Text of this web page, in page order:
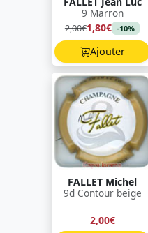
9 Marron
2,00€1,80€ -10%
Ajouter
FALLET Michel
9d Contour beige
2,00€